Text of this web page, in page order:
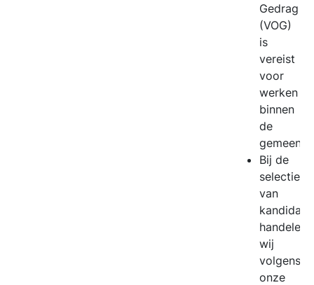
Gedrag
(VOG)
is
vereist
voor
werken
binnen
de
gemeente.
Bij de
selectie
van
handelen
wij
volgens
onze